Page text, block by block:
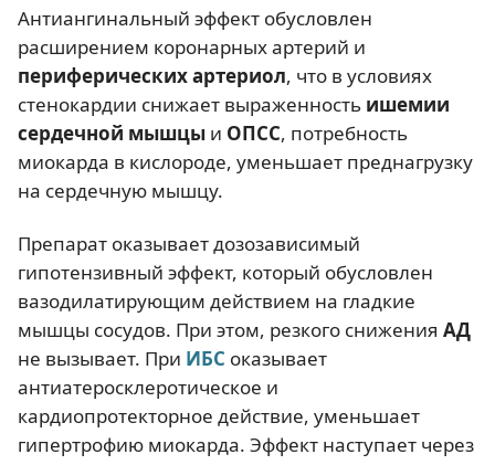
Антиангинальный эффект обусловлен
расширением коронарных артерий и
периферических артериол, что в условиях
стенокардии снижает выраженность ишемии
сердечной мышцы и ОПСС, потребность
миокарда в кислороде, уменьшает преднагрузку
на сердечную мышцу.
Препарат оказывает дозозависимый
гипотензивный эффект, который обусловлен
вазодилатирующим действием на гладкие
мышцы сосудов. При этом, резкого снижения АД
не вызывает. При ИБС оказывает
антиатеросклеротическое и
кардиопротекторное действие, уменьшает
гипертрофию миокарда. Эффект наступает через